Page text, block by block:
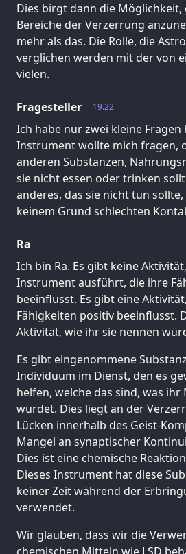
Dies birgt dann die
Bereiche der Verzerrung
mehr als das. Die Rolle, die
verglichen werden mit der von
vielen.
19.22
Fragesteller
Ich habe nur zwei kleine Fragen
Instrument wollte mich fragen,
anderen Substanzen,
sie nicht essen oder trinken
anderes, das sie nicht tun
keinem Grund schlechten
Ra
Ich bin Ra. Es gibt keine
Instrument ausführt, die ihre
beeinflusst. Es gibt eine
Fähigkeiten positiv beeinflusst.
Aktivität, wie ihr sie nennen
Es gibt eingenommene
Individuum im Dienst, den es
helfen, welche das sind, was
würdet. Dies liegt an der
Lücken innerhalb des Geist-
Mangel an synaptischer
Dies ist eine chemische
Dieses Instrument hat diese
keiner Zeit während der
verwendet.
Wir glauben, dass wir die